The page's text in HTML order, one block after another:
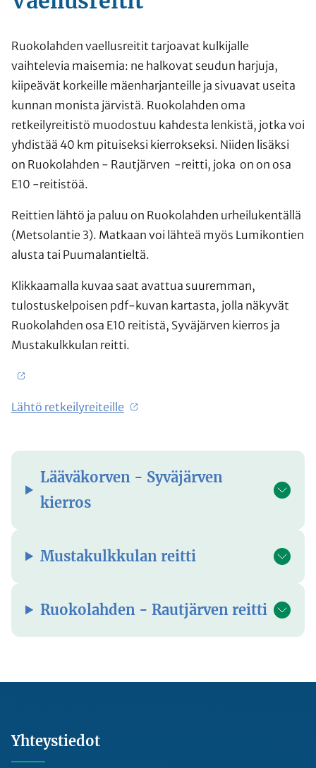
Ruokolahden vaellusreitit tarjoavat kulkijalle
vaihtelevia maisemia: ne halkovat seudun harjuja,
kiipeävät korkeille mäenharjanteille ja sivuavat useita
kunnan monista järvistä. Ruokolahden oma
retkeilyreitistö muodostuu kahdesta lenkistä, jotka voi
yhdistää 40 km pituiseksi kierrokseksi. Niiden lisäksi
on Ruokolahden - Rautjärven -reitti, joka on on osa
E10 -reitistöä.
Reittien lähtö ja paluu on Ruokolahden urheilukentällä
(Metsolantie 3). Matkaan voi lähteä myös Lumikontien
alusta tai Puumalantieltä.
Klikkaamalla kuvaa saat avattua suuremman,
tulostuskelpoisen pdf-kuvan kartasta, jolla näkyvät
Ruokolahden osa E10 reitistä, Syväjärven kierros ja
Mustakulkkulan reitti.
Lähtö retkeilyreiteille
Lääväkorven - Syväjärven
kierros
Mustakulkkulan reitti
Ruokolahden - Rautjärven reitti
Yhteystiedot